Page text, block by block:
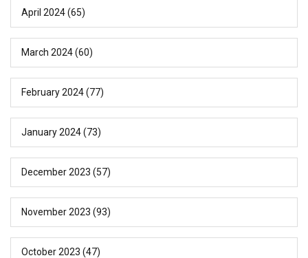
April 2024(65)
March 2024(60)
February 2024(77)
January 2024(73)
December 2023 (57)
November 2023 (93)
October 2023 (47)